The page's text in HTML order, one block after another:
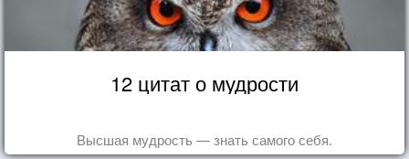
12 цитат о мудрости
Высшая мудрость — знать самого себя.